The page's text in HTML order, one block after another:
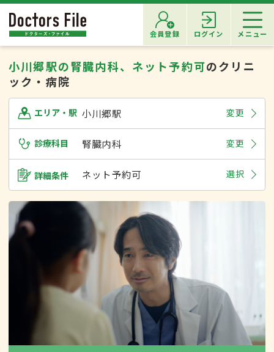
会員登録 ログイン メニュー
小川郷駅の腎臓内科、ネット予約可のクリニ
ック・病院
エリア・駅 小川郷駅 変更
診療科目 腎臓内科 変更
詳細条件 ネット予約可 選択